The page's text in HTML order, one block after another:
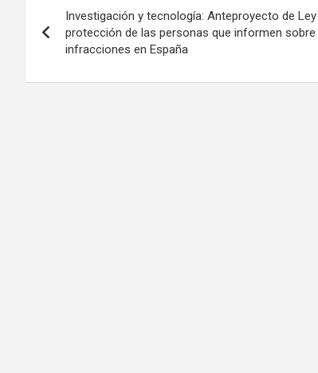
navigation
Investigación y tecnología: Anteproyecto de Ley
protección de las personas que informen sobre
infracciones en España